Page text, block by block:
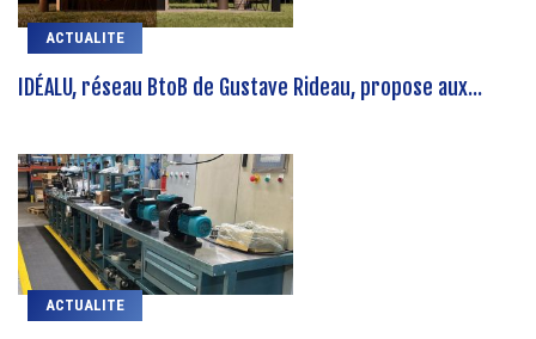
ACTUALITE
IDÉALU, réseau BtoB de Gustave Rideau, propose aux...
ACTUALITE